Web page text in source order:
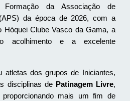
Formação da Associação de
da época de 2026, com a
Hóquei Clube Vasco da Gama, a
acolhimento e a excelente
atletas dos grupos de Iniciantes,
disciplinas de Patinagem Livre,
mais um fim de